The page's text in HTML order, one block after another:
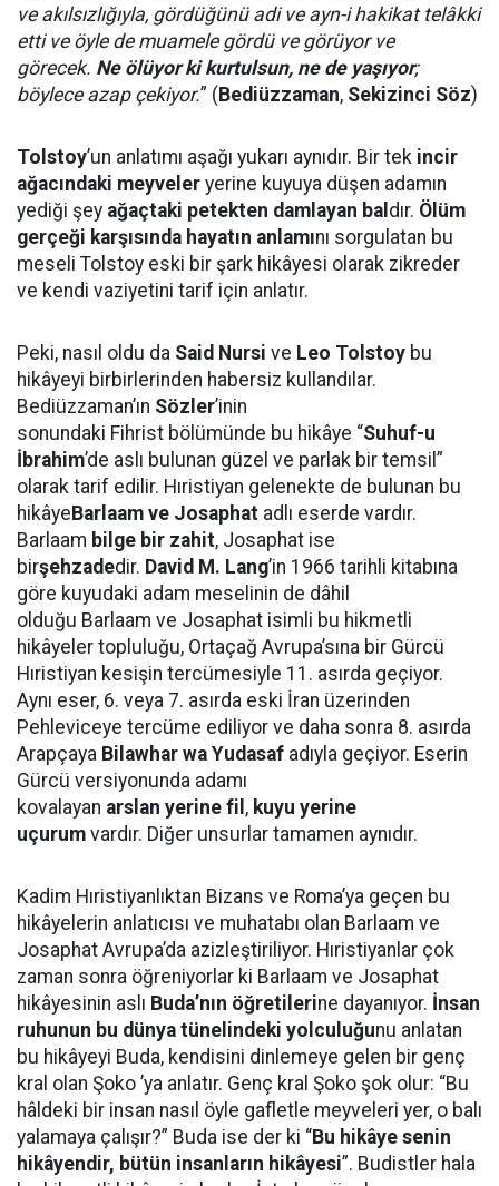
ve akılsızlığıyla, gördüğünü adi ve ayn-i hakikat telâkki
etti ve öyle de muamele gördü ve görüyor ve
görecek. Ne ölüyor ki kurtulsun, ne de yaşıyor;
böylece azap çekiyor.” ( Bediüzzaman, Sekizinci Söz)
Tolstoy’un anlatımı aşağı yukarı aynıdır. Bir tek incir
ağacındaki meyveler yerine kuyuya düşen adamın
yediği şey ağaçtaki petekten damlayan bal dır. Ölüm
gerçeği karşısında hayatın anlamını sorgulatan bu
meseli Tolstoy eski bir şark hikâyesi olarak zikreder
ve kendi vaziyetini tarif için anlatır.
Peki, nasıl oldu da Said Nursi ve Leo Tolstoy bu
hikâyeyi birbirlerinden habersiz kullandılar.
Bediüzzaman’ın Sözler’inin
sonundaki Fihrist bölümünde bu hikâye “Suhuf-u
İbrahim’de aslı bulunan güzel ve parlak bir temsil”
olarak tarif edilir. Hıristiyan gelenekte de bulunan bu
hikâye Barlaam ve Josaphat adlı eserde vardır.
Barlaam bilge bir zahit, Josaphat ise
birşehzadedir. David M. Lang’in 1966 tarihli kitabına
göre kuyudaki adam meselinin de dâhil
olduğu Barlaam ve Josaphat isimli bu hikmetli
hikâyeler topluluğu, Ortaçağ Avrupa’sına bir Gürcü
Hıristiyan kesişin tercümesiyle 11. asırda geçiyor.
Aynı eser, 6. veya 7. asırda eski İran üzerinden
Pehleviceye tercüme ediliyor ve daha sonra 8. asırda
Arapçaya Bilawhar wa Yudasaf adıyla geçiyor. Eserin
Gürcü versiyonunda adamı
kovalayan arslan yerine fil , kuyu yerine
uçurum vardır. Diğer unsurlar tamamen aynıdır.
Kadim Hıristiyanlıktan Bizans ve Roma’ya geçen bu
hikâyelerin anlatıcısı ve muhatabı olan Barlaam ve
Josaphat Avrupa’da azizleştiriliyor. Hıristiyanlar çok
zaman sonra öğreniyorlar ki Barlaam ve Josaphat
hikâyesinin aslı Buda’nın öğretilerine dayanıyor. İnsan
ruhunun bu dünya tünelindeki yolculuğunu anlatan
bu hikâyeyi Buda, kendisini dinlemeye gelen bir genç
kral olan Şoko ’ya anlatır. Genç kral Şoko şok olur: “Bu
hâldeki bir insan nasıl öyle gafletle meyveleri yer, o balı
yalamaya çalışır?” Buda ise der ki “Bu hikâye senin
hikâyendir, bütün insanların hikâyesi”. Budistler hala